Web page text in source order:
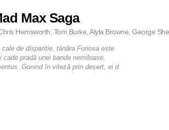
Max Saga
Hemsworth, Tom Burke, Alyla Browne, George
de dispariție, tânăra Furiosa este
pradă unei bande nemiloase,
Gonind în viteză prin deșert, ei d